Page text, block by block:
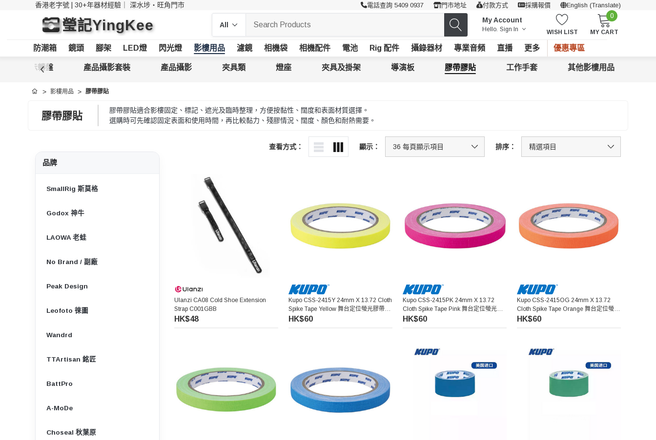
香港老字號 | 30+年器材經驗｜ 深水埗・旺角門市 電話查詢 5409 0937 門市地址 付款方式 採購報價 English (Translate)
瑩記YingKee My Account
Hello. Sign In WISH LIST
0
MY CART
防潮箱 鏡頭 腳架 LED燈 閃光燈 影樓用品 濾鏡 相機袋 相機配件 電池 Rig 配件 攝錄器材 專業音頻 直播 更多 優惠專區
產品展示轉盤 產品攝影套裝 產品攝影 夾具類 燈座 夾具及掛架 導演板 膠帶膠貼 工作手套 其他影樓用品
首頁 影樓用品 膠帶膠貼
膠帶膠貼
膠帶膠貼適合影樓固定、標記、遮光及臨時整理，方便按黏性、闊度和表面材質選擇。
選購時可先確認固定表面和使用時間，再比較黏力、殘膠情況、闊度、顏色和耐熱需要。
查看方式： 顯示： 排序：
品牌
SmallRig 斯莫格
Godox 神牛
LAOWA 老蛙
No Brand / 副廠
Peak Design
Leofoto 徠圖
Wandrd
TTArtisan 銘匠
BattPro
A-MoDe
Choseal 秋葉原
Ulanzi CA08 Cold Shoe Extension
Strap C001GBB
HK$48
Kupo CSS-2415Y 24mm X 13.72 Cloth
Spike Tape Yellow 舞台定位螢光膠帶
(黃色)
HK$60
Kupo CSS-2415PK 24mm X 13.72
Cloth Spike Tape Pink 舞台定位螢光膠
帶 (粉紅色)
HK$60
Kupo CSS-2415OG 24mm X 13.72
Cloth Spike Tape Orange 舞台定位螢光
膠帶 (橙色)
HK$60